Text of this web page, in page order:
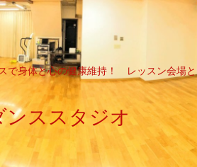
身体と心の健康維持！ レッスン会場と
ンススタジオ